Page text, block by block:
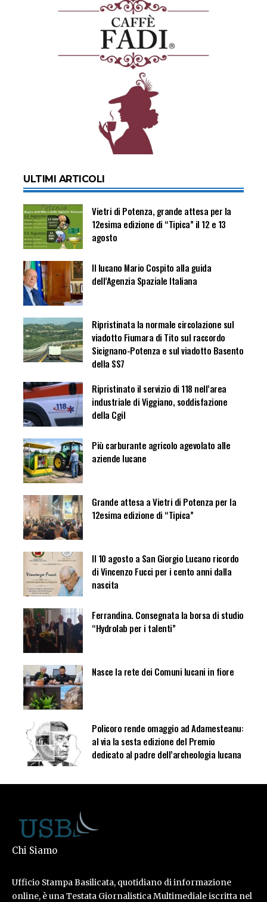
ULTIMI ARTICOLI
Vietri di Potenza, grande attesa per la
12esima edizione di “Tipica” il 12 e 13
agosto
Il lucano Mario Cospito alla guida
dell’Agenzia Spaziale Italiana
Ripristinata la normale circolazione sul
viadotto Fiumara di Tito sul raccordo
Sicignano-Potenza e sul viadotto Basento
della SS7
Ripristinato il servizio di 118 nell’area
industriale di Viggiano, soddisfazione
della Cgil
Più carburante agricolo agevolato alle
aziende lucane
Grande attesa a Vietri di Potenza per la
12esima edizione di “Tipica”
Il 10 agosto a San Giorgio Lucano ricordo
di Vincenzo Fucci per i cento anni dalla
nascita
Ferrandina. Consegnata la borsa di studio
“Hydrolab per i talenti”
Nasce la rete dei Comuni lucani in fiore
Policoro rende omaggio ad Adamesteanu:
al via la sesta edizione del Premio
dedicato al padre dell’archeologia lucana
Chi Siamo
Ufficio Stampa Basilicata, quotidiano di informazione
online, è una Testata Giornalistica Multimediale iscritta nel